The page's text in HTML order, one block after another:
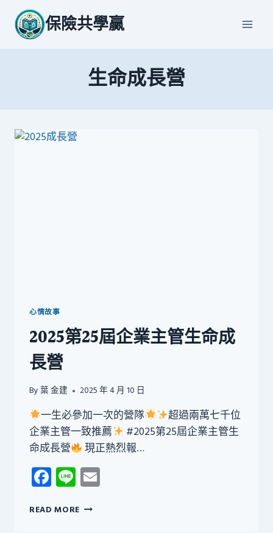
content
保險共學贏
生命成長營
心情故事
2025第25屆企業主管生命成
長營
By 葉 金建 2025 年 4 月 10 日
一生必參加一次的營隊
超過兩萬七千位
企業主管一致推薦
#2025第25屆企業主管生
命成長營
現正熱烈報…
Facebook
Line
READ MORE 2025